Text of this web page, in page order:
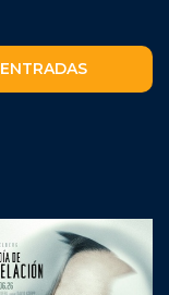
ENTRADAS